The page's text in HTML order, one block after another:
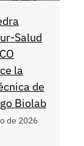
Salud
la
de
Biolab
de 2026